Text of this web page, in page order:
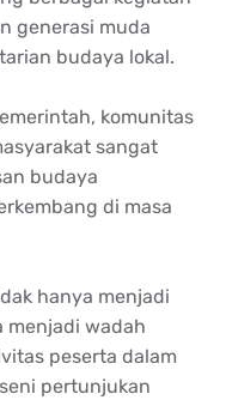
generasi muda
budaya lokal.
komunitas
sangat
budaya
di masa
hanya menjadi
menjadi wadah
peserta dalam
pertunjukan